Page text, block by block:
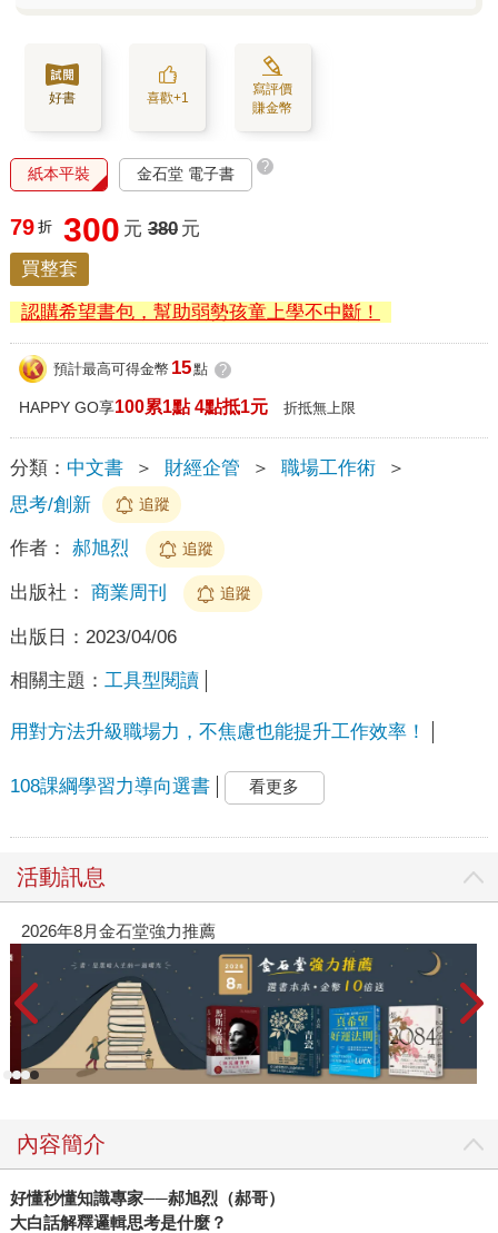
好書 喜歡+1
寫評價
賺金幣
紙本平裝 金石堂 電子書 ?
79 折 300 元 380 元
買整套
認購希望書包，幫助弱勢孩童上學不中斷！
預計最高可得金幣 15點 ?
HAPPY GO享100累1點 4點抵1元 折抵無上限
分類： 中文書 ＞ 財經企管 ＞ 職場工作術
＞
思考/創新
追蹤
作者： 郝旭烈 追蹤
出版社： 商業周刊 追蹤
出版日： 2023/04/06
相關主題： 工具型閱讀
用對方法升級職場力，不焦慮也能提升工作效率！
108課綱學習力導向選書 看更多
活動訊息
2026年8月金石堂強力推薦
內容簡介
好懂秒懂知識專家──郝旭烈（郝哥）
大白話解釋邏輯思考是什麼？